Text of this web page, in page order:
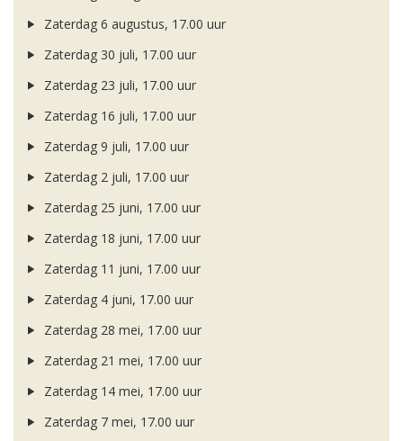
Zaterdag 6 augustus, 17.00 uur
Zaterdag 30 juli, 17.00 uur
Zaterdag 23 juli, 17.00 uur
Zaterdag 16 juli, 17.00 uur
Zaterdag 9 juli, 17.00 uur
Zaterdag 2 juli, 17.00 uur
Zaterdag 25 juni, 17.00 uur
Zaterdag 18 juni, 17.00 uur
Zaterdag 11 juni, 17.00 uur
Zaterdag 4 juni, 17.00 uur
Zaterdag 28 mei, 17.00 uur
Zaterdag 21 mei, 17.00 uur
Zaterdag 14 mei, 17.00 uur
Zaterdag 7 mei, 17.00 uur